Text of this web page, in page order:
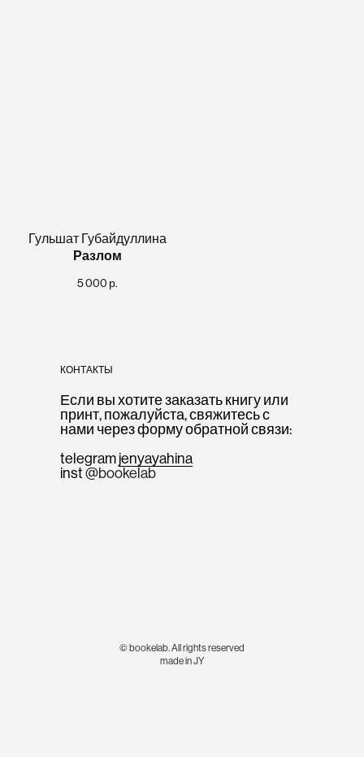
Гульшат Губайдуллина
Разлом
5 000 р.
Если вы хотите заказать книгу или
принт, пожалуйста, свяжитесь с
нами через форму обратной связи:
telegram jenyayahina
inst @bookelab
КОНТАКТЫ
© bookelab. All rights reserved
made in JY